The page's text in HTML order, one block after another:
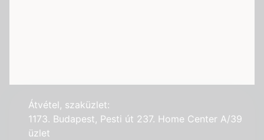
Átvétel, szaküzlet:
1173. Budapest, Pesti út 237. Home Center A/39
üzlet